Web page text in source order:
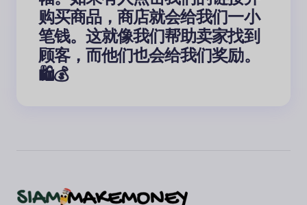
购买商品，商店就会给我们一小
笔钱。这就像我们帮助卖家找到
顾客，而他们也会给我们奖励。
🛍️💰